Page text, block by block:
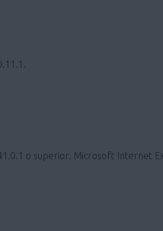
o superior. Microsoft Internet